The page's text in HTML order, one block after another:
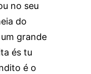
no seu
do
grande
és tu
é o